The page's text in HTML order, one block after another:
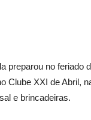
preparou no feriado
Clube XXI de Abril,
e brincadeiras.